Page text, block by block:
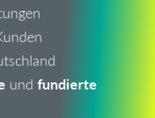
und fundierte